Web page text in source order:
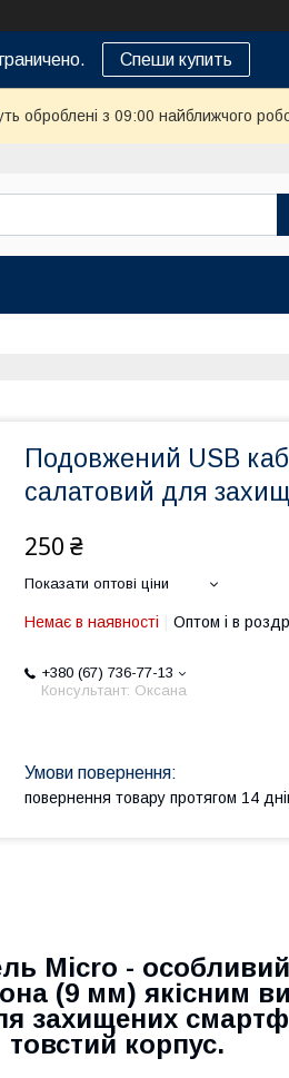
Спеши купить
оброблені з 09:00 найближчого
Подовжений USB
салатовий для
250 ₴
Показати оптові ціни
Немає в наявності Оптом і в
+380 (67) 736-77-13
Консультант: Оксана
повернення товару протягом 14
Micro -
(9 мм) якісним
захищених
товстий корпус.